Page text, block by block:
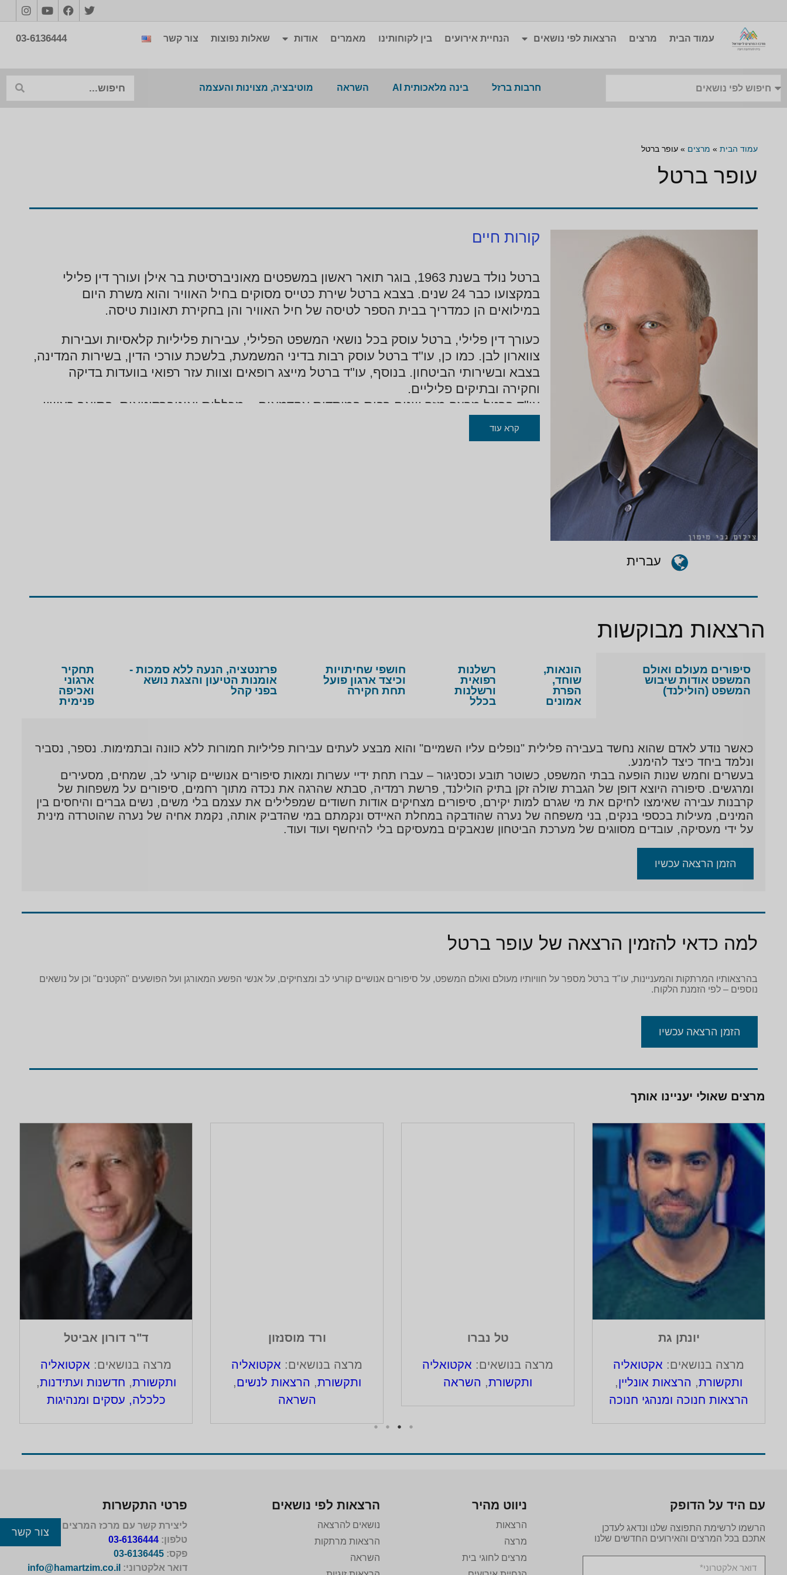
עמוד הבית מרצים הרצאות לפי נושאים הנחיית אירועים בין לקוחותינו מאמרים אודות שאלות נפוצות צור קשר 03-6136444
חרבות ברזל בינה מלאכותית AI השראה מוטיבציה, מצוינות והעצמה
עמוד הבית » מרצים »עופר ברטל
עופר ברטל
עברית
קורות חיים
ברטל נולד בשנת 1963, בוגר תואר ראשון במשפטים מאוניברסיטת בר אילן ועורך דין פלילי
במקצועו כבר 24 שנים. בצבא ברטל שירת כטייס מסוקים בחיל האוויר והוא משרת היום
במילואים הן כמדריך בבית הספר לטיסה של חיל האוויר והן בחקירת תאונות טיסה.
כעורך דין פלילי, ברטל עוסק בכל נושאי המשפט הפלילי, עבירות פליליות קלאסיות ועבירות
צווארון לבן. כמו כן, עו"ד ברטל עוסק רבות בדיני המשמעת, בלשכת עורכי הדין, בשירות המדינה,
בצבא ובשירותי הביטחון. בנוסף, עו"ד ברטל מייצג רופאים וצוות עזר רפואי בוועדות בדיקה
וחקירה ובתיקים פליליים.
עו"ד ברטל מרצה מזה שנים רבות במוסדות אקדמאים – מכללות ואוניברסיטאות, בתואר ראשון
עבירות צווארון לבן וכן הגנה תרבותית. הוא מרצה בהשתלמויות לפרקליטים מפרקליטות המדינה,
קרא עוד
הרצאות מבוקשות
סיפורים מעולם ואולם
המשפט אודות שיבוש
המשפט (הולילנד)
הונאות,
שוחד,
הפרת
אמונים
רשלנות
רפואית
ורשלנות
בכלל
חושפי שחיתויות
וכיצד ארגון פועל
תחת חקירה
פרזנטציה, הנעה ללא סמכות -
אומנות הטיעון והצגת נושא
בפני קהל
תחקיר
ארגוני
ואכיפה
פנימית
כאשר נודע לאדם שהוא נחשד בעבירה פלילית "נופלים עליו השמיים" והוא מבצע לעתים עבירות פליליות חמורות ללא כוונה ובתמימות. נספר, נסביר
ונלמד ביחד כיצד להימנע.
בעשרים וחמש שנות הופעה בבתי המשפט, כשוטר תובע וכסניגור – עברו תחת ידיי עשרות ומאות סיפורים אנושיים קורעי לב, שמחים, מסעירים
ומרגשים. סיפורה היוצא דופן של הגברת שולה זקן בתיק הולילנד, פרשת רמדיה, סבתא שהרגה את נכדה מתוך רחמים, סיפורים על משפחות של
קרבנות עבירה שאימצו לחיקם את מי שגרם למות יקירם, סיפורים מצחיקים אודות חשודים שמפלילים את עצמם בלי משים, נשים גברים והיחסים בין
המינים, מעילות בכספי בנקים, בני משפחה של נערה שהודבקה במחלת האיידס ונקמתם במי שהדביק אותה, נקמת אחיה של נערה שהוטרדה מינית
על ידי מעסיקה, עובדים מסווגים של מערכת הביטחון שנאבקים במעסיקם בלי להיחשף ועוד ועוד.
הזמן הרצאה עכשיו
למה כדאי להזמין הרצאה של עופר ברטל
בהרצאותיו המרתקות והמעניינות, עו"ד ברטל מספר על חוויותיו מעולם ואולם המשפט, על סיפורים אנושיים קורעי לב ומצחיקים, על אנשי הפשע המאורגן ועל הפושעים "הקטנים" וכן על נושאים
נוספים – לפי הזמנת הלקוח.
הזמן הרצאה עכשיו
מרצים שאולי יעניינו אותך
ד"ר דורון אביטל
מרצה בנושאים: אקטואליה
ותקשורת, חדשנות ועתידנות,
כלכלה, עסקים ומנהיגות
ורד מוסנזון
מרצה בנושאים: אקטואליה
ותקשורת, הרצאות לנשים,
השראה
טל נברו
מרצה בנושאים: אקטואליה
ותקשורת, השראה
יונתן גת
מרצה בנושאים: אקטואליה
ותקשורת, הרצאות אונליין,
הרצאות חנוכה ומנהגי חנוכה
עם היד על הדופק
הרשמו לרשימת התפוצה שלנו ונדאג לעדכן
אתכם בכל המרצים והאירועים החדשים שלנו
ניווט מהיר
הרצאות
מרצה
מרצים לחוגי בית
הרצאות לפי נושאים
נושאים להרצאה
הרצאות מרתקות
השראה
פרטי התקשרות
ליצירת קשר עם מרכז המרצים לישראל
טלפון:03-6136444
פקס:03-6136445
דואר אלקטרוני: info@hamartzim.co.il
צור קשר